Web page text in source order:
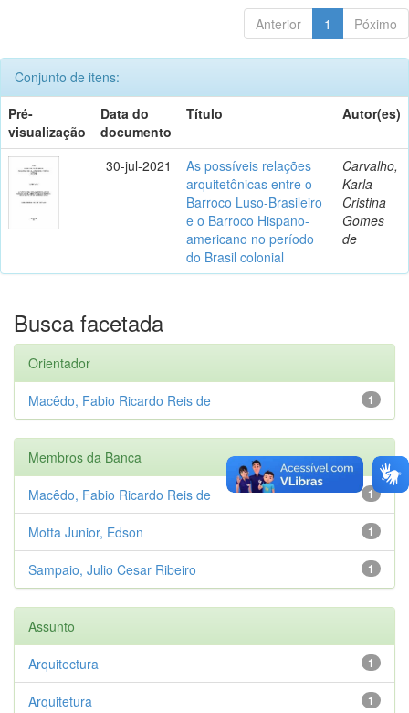
Anterior 1 Póximo
Conjunto de itens:
Pré-
visualização
Data do
documento
Título Autor(es)
30-jul-2021
As possíveis relações
arquitetônicas entre o
Barroco Luso-Brasileiro
e o Barroco Hispano-
americano no período
do Brasil colonial
Carvalho,
Karla
Cristina
Gomes
de
Busca facetada
Orientador
1
Macêdo, Fabio Ricardo Reis de
Membros da Banca
1
Macêdo, Fabio Ricardo Reis de
1
Motta Junior, Edson
1
Sampaio, Julio Cesar Ribeiro
Assunto
1
Arquitectura
1
Arquitetura